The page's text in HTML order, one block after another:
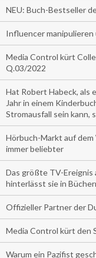
NEU: Buch-Bestseller
Influencer
Media Control kürt
Q.03/2022
Hat Robert Habeck, als
Jahr in einem
Stromausfall sein kann,
Hörbuch-Markt auf
immer beliebter
Das größte TV-Ereignis
hinterlässt sie in
Offizieller Partner der
Media Control kürt den
Warum ein Pazifist